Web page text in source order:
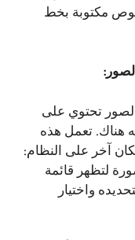
مكتوبة بخط
تحتوي على
هناك. تعمل هذه
آخر على النظام:
لتظهر قائمة
واختيار